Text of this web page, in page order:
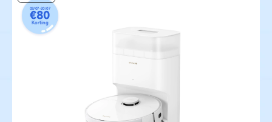
08/07-20/07
€80
Korting